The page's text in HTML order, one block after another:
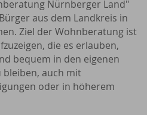
Nürnberger Land"
aus dem Landkreis in
Ziel der Wohnberatung ist
die es erlauben,
bequem in den eigenen
auch mit
oder in höherem